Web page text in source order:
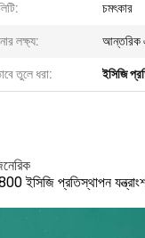
চমৎকার
লক্ষ্য: আন্তরিক
তুলে ধরা: ইসিজি
ইসিজি প্রতিস্থাপন যন্ত্রাংশ